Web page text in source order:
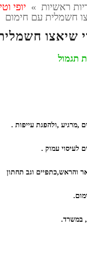
ראשיות » יופי
חשמלית עם חימום
שיאצו
,מרגיע ,ולהפגת עייפות .
לעיסוי עמוק .
והראש,כתפיים וגב תחתון
במשרד.